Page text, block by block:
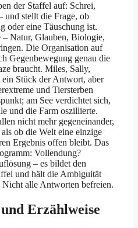
der Staffel auf: Schrei,
und stellt die Frage, ob
oder eine Täuschung ist.
– Natur, Glauben, Biologie,
Die Organisation auf
Gegenbewegung genau die
braucht. Miles, Sally,
Stück der Antwort, aber
und Tiersterben
am See verdichtet sich,
und die Farm oszillierte.
nicht mehr gegeneinander,
ob die Welt eine einzige
Ergebnis offen bleibt. Das
Vollendung?
– es bildet den
und hält die Ambiguität
alle Antworten befreien.
Erzählweise